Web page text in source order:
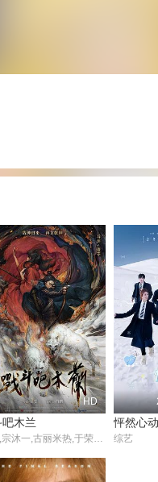
HD
木兰
杨宁,宗沐一,古丽米热,于荣光,杜玉明,何屹繁,高铭辰,米学东,张钧涵,童虎,李龙 综艺